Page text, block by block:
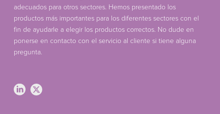
adecuados para otros sectores. Hemos presentado los
productos más importantes para los diferentes sectores con el
fin de ayudarle a elegir los productos correctos. No dude en
ponerse en contacto con el servicio al cliente si tiene alguna
pregunta.